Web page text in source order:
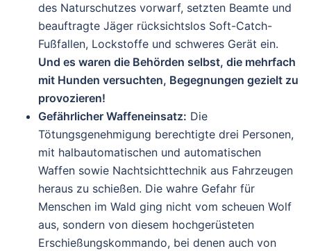
des Naturschutzes vorwarf, setzten Beamte und
beauftragte Jäger rücksichtslos Soft-Catch-
Fußfallen, Lockstoffe und schweres Gerät ein.
Und es waren die Behörden selbst, die mehrfach
mit Hunden versuchten, Begegnungen gezielt zu
provozieren!
Gefährlicher Waffeneinsatz: Die
Tötungsgenehmigung berechtigte drei Personen,
mit halbautomatischen und automatischen
Waffen sowie Nachtsichttechnik aus Fahrzeugen
heraus zu schießen. Die wahre Gefahr für
Menschen im Wald ging nicht vom scheuen Wolf
aus, sondern von diesem hochgerüsteten
Erschießungskommando, bei denen auch von